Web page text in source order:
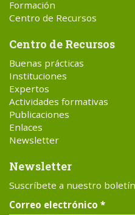
Formación
Centro de Recursos
Centro de Recursos
Buenas prácticas
Instituciones
Expertos
Actividades formativas
Publicaciones
Enlaces
Newsletter
Newsletter
Suscríbete a nuestro
Correo electrónico *